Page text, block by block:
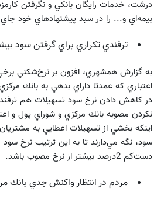
درشت، خدمات رايگان بانكي و نگرفتن
بيمه‌اي و... را در سبد پيشنهادهاي خود جاي
ترفندي تكراري براي گرفتن سود
به گزارش همشهري، افزون بر نرخ‌شكني
اعتباري كه عمدتا داراي بدهي به بانك
در كاهش دادن نرخ سود تسهيلات هم
نكردن مصوبه بانك مركزي و شوراي پول و
اينكه بخشي از تسهيلات اعطايي به
سود، نگه مي‌دارند تا به اين ترتيب نرخ
دست‌كم 2درصد بيشتر از نرخ مصوب باشد.
مردم در انتظار واكنش جدي بانك